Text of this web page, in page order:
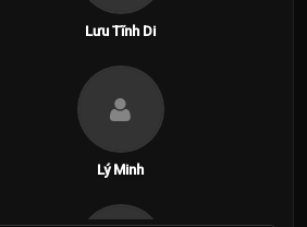
Lưu Tĩnh Di
Lý Minh